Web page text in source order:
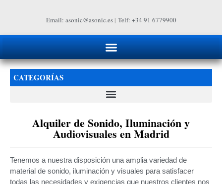
Email: asonic@asonic.es| Telf: +34 91 6779900
CATEGORÍAS
Alquiler de Sonido, Iluminación y
Audiovisuales en Madrid
Tenemos a nuestra disposición una amplia variedad de
material de sonido, iluminación y visuales para satisfacer
todas las necesidades y exigencias que nuestros clientes nos